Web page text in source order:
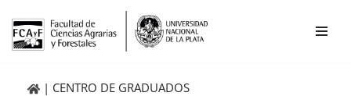
Ir
contenidoCENTRO DE GRADUADOS